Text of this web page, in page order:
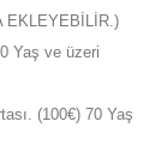
EKLEYEBİLİR.)
Yaş ve üzeri
(100€) 70 Yaş